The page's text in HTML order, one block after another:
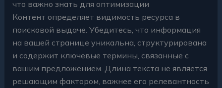
что важно знать для оптимизации
Контент определяет видимость ресурса в
поисковой выдаче. Убедитесь, что информация
на вашей странице уникальна, структурирована
и содержит ключевые термины, связанные с
вашим предложением. Длина текста не является
решающим фактором, важнее его релевантность